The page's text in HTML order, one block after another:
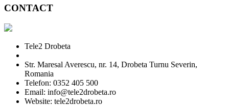
CONTACT
Tele2 Drobeta
Str. Maresal Averescu, nr. 14, Drobeta Turnu Severin,
Romania
Telefon: 0352 405 500
Email: info@tele2drobeta.ro
Website: tele2drobeta.ro